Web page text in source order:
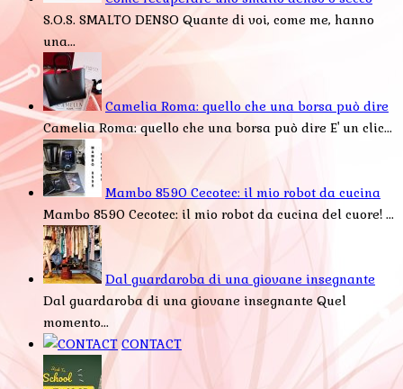
S.O.S. SMALTO DENSO Quante di voi, come me, hanno
una...
Camelia Roma: quello che una borsa può dire
Camelia Roma: quello che una borsa può dire E' un clic...
Mambo 8590 Cecotec: il mio robot da cucina
Mambo 8590 Cecotec: il mio robot da cucina del cuore! ...
Dal guardaroba di una giovane insegnante
Dal guardaroba di una giovane insegnante Quel
momento...
CONTACT